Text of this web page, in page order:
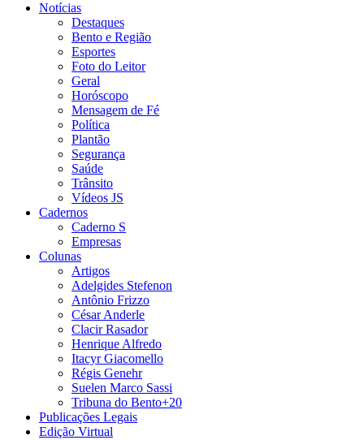
Notícias
Destaques
Bento e Região
Esportes
Foto do Leitor
Geral
Horóscopo
Mensagem de Fé
Política
Plantão
Segurança
Saúde
Trânsito
Vídeos JS
Cadernos
Caderno S
Empresas
Colunas
Artigos
Adelgides Stefenon
Antônio Frizzo
César Anderle
Clacir Rasador
Henrique Alfredo
Itacyr Giacomello
Régis Genehr
Suelen Marco Sassi
Tribuna do Bento+20
Publicações Legais
Edição Virtual